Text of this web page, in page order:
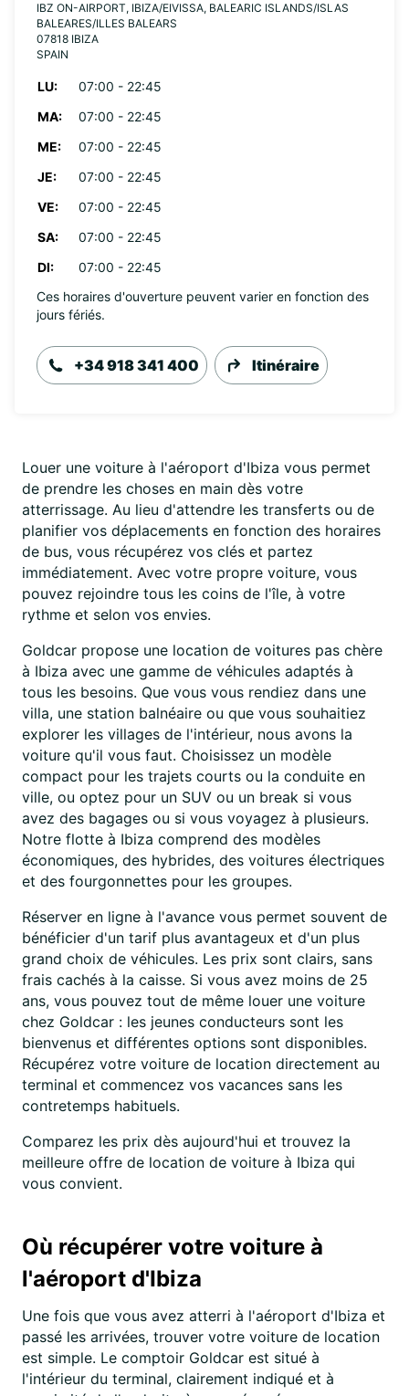
IBZ ON-AIRPORT, IBIZA/EIVISSA, BALEARIC ISLANDS/ISLAS
BALEARES/ILLES BALEARS
07818 IBIZA
SPAIN
LU:
07:00 - 22:45
MA:
07:00 - 22:45
ME:
07:00 - 22:45
JE:
07:00 - 22:45
VE:
07:00 - 22:45
SA:
07:00 - 22:45
DI:
07:00 - 22:45
Ces horaires d'ouverture peuvent varier en fonction des
jours fériés.
+34 918 341 400 Itinéraire
Louer une voiture à l'aéroport d'Ibiza vous permet
de prendre les choses en main dès votre
atterrissage. Au lieu d'attendre les transferts ou de
planifier vos déplacements en fonction des horaires
de bus, vous récupérez vos clés et partez
immédiatement. Avec votre propre voiture, vous
pouvez rejoindre tous les coins de l'île, à votre
rythme et selon vos envies.
Goldcar propose une location de voitures pas chère
à Ibiza avec une gamme de véhicules adaptés à
tous les besoins. Que vous vous rendiez dans une
villa, une station balnéaire ou que vous souhaitiez
explorer les villages de l'intérieur, nous avons la
voiture qu'il vous faut. Choisissez un modèle
compact pour les trajets courts ou la conduite en
ville, ou optez pour un SUV ou un break si vous
avez des bagages ou si vous voyagez à plusieurs.
Notre flotte à Ibiza comprend des modèles
économiques, des hybrides, des voitures électriques
et des fourgonnettes pour les groupes.
Réserver en ligne à l'avance vous permet souvent de
bénéficier d'un tarif plus avantageux et d'un plus
grand choix de véhicules. Les prix sont clairs, sans
frais cachés à la caisse. Si vous avez moins de 25
ans, vous pouvez tout de même louer une voiture
chez Goldcar : les jeunes conducteurs sont les
bienvenus et différentes options sont disponibles.
Récupérez votre voiture de location directement au
terminal et commencez vos vacances sans les
contretemps habituels.
Comparez les prix dès aujourd'hui et trouvez la
meilleure offre de location de voiture à Ibiza qui
vous convient.
Où récupérer votre voiture à
l'aéroport d'Ibiza
Une fois que vous avez atterri à l'aéroport d'Ibiza et
passé les arrivées, trouver votre voiture de location
est simple. Le comptoir Goldcar est situé à
l'intérieur du terminal, clairement indiqué et à